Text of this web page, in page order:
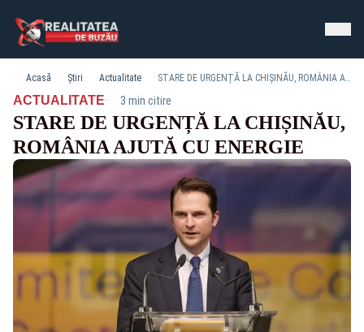
Acasă Știri Actualitate STARE DE URGENȚĂ LA CHIȘINĂU, ROMÂNIA AJUTĂ CU ENERGIE
ACTUALITATE· 3 min citire
STARE DE URGENȚĂ LA CHIȘINĂU,
ROMÂNIA AJUTĂ CU ENERGIE